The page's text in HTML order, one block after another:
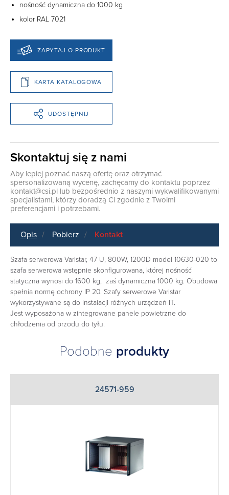
nośność dynamiczna do 1000 kg
kolor RAL 7021
ZAPYTAJ O PRODUKT
KARTA KATALOGOWA
UDOSTĘPNIJ
Skontaktuj się z nami
Aby lepiej poznać naszą ofertę oraz otrzymać
spersonalizowaną wycenę, zachęcamy do kontaktu poprzez
kontakt@csi.pl lub bezpośrednio z naszymi wykwalifikowanymi
specjalistami, którzy doradzą Ci zgodnie z Twoimi
preferencjami i potrzebami.
Opis Pobierz Kontakt
Szafa serwerowa Varistar, 47 U, 800W, 1200D model 10630-020 to
szafa serwerowa wstępnie skonfigurowana, której nośność
statyczna wynosi do 1600 kg, zaś dynamiczna 1000 kg. Obudowa
spełnia normę ochrony IP 20. Szafy serwerowe Varistar
wykorzystywane są do instalacji różnych urządzeń IT.
Jest wyposażona w zintegrowane panele powietrzne do
chłodzenia od przodu do tyłu.
Podobne produkty
24571-959